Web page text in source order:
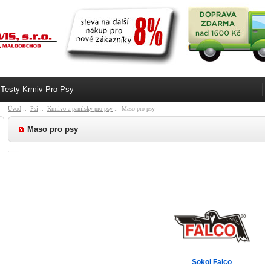
Testy Krmiv Pro Psy
Úvod :: Psi :: Krmivo a pamlsky pro psy :: Maso pro psy
Maso pro psy
Sokol Falco